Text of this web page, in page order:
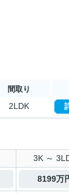
間取り
2LDK
3K ～
8199万